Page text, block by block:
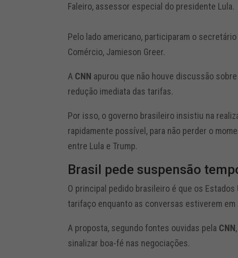
Faleiro, assessor especial do presidente Lula.
Pelo lado americano, participaram o
Comércio, Jamieson Greer.
A CNN apurou que não houve discussão
redução imediata das tarifas.
Por isso, o governo brasileiro insistiu na
rapidamente possível, para não perder o
entre Lula e Trump.
Brasil pede suspensão
O principal pedido brasileiro é que os
tarifaço enquanto as conversas estiverem em
A proposta, segundo fontes ouvidas pela CNN
sinalizar boa-fé nas negociações.